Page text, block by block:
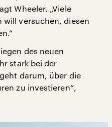
Wheeler. „Viele
will versuchen, diesen
des neuen
stark bei der
darum, über die
zu investieren“,